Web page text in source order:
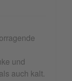
und
auch kalt.